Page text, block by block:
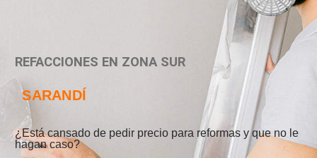
REFACCIONES EN ZONA SUR
SARANDÍ
¿Está cansado de pedir precio para reformas y que no le
hagan caso?